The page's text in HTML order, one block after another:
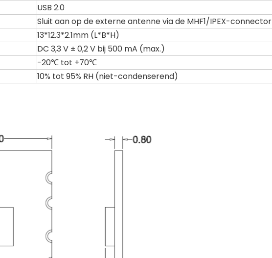
USB 2.0
Sluit aan op de externe antenne via de MHF1/IPEX-connector
13*12.3*2.1mm (L*B*H)
DC 3,3 V ± 0,2 V bij 500 mA (max.)
-20℃ tot +70℃
10% tot 95% RH (niet-condenserend)
link.com
link.com